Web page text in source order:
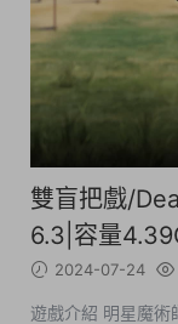
雙盲把戲/
6.3|容量
2024-07-24
遊戲介紹 明星魔術